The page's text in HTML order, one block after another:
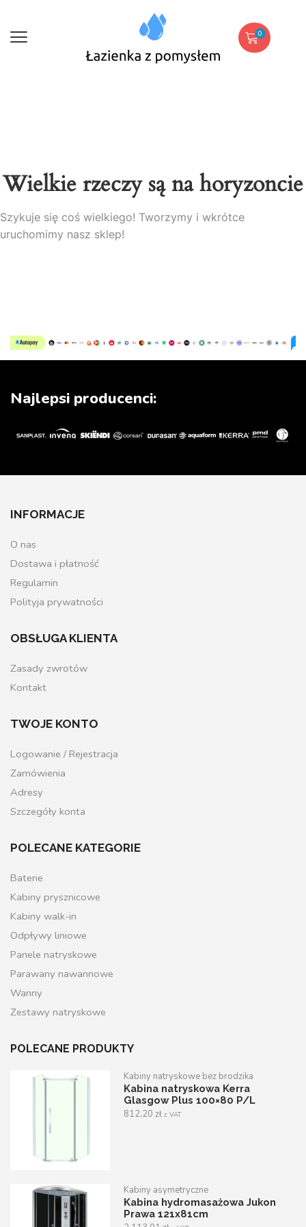
0
Wielkie rzeczy są na horyzoncie
Szykuje się coś wielkiego! Tworzymy i wkrótce
uruchomimy nasz sklep!
Najlepsi producenci:
INFORMACJE
O nas
Dostawa i płatność
Regulamin
Polityja prywatności
OBSŁUGA KLIENTA
Zasady zwrotów
Kontakt
TWOJE KONTO
Logowanie / Rejestracja
Zamówienia
Adresy
Szczegóły konta
POLECANE KATEGORIE
Baterie
Kabiny prysznicowe
Kabiny walk-in
Odpływy liniowe
Panele natryskowe
Parawany nawannowe
Wanny
Zestawy natryskowe
POLECANE PRODUKTY
Kabiny natryskowe bez brodzika
Kabina natryskowa Kerra
Glasgow Plus 100×80 P/L
812,20zł z VAT
Kabiny asymetryczne
Kabina hydromasażowa Jukon
Prawa 121x81cm